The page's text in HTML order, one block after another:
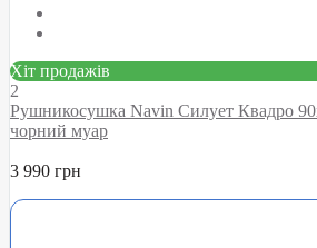
Хіт продажів
2
Рушникосушка Navin Силует Квадро
чорний муар
3 990 грн